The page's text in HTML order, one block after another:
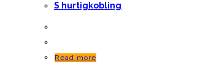
S hurtigkobling
Read more